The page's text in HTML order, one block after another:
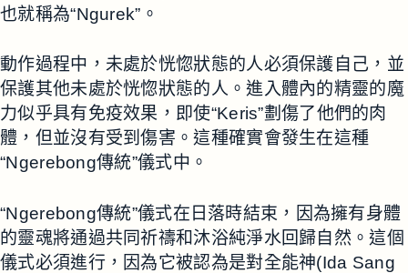
也就稱為“Ngurek”。
動作過程中，未處於恍惚狀態的人必須保護自己，並
保護其他未處於恍惚狀態的人。進入體內的精靈的魔
力似乎具有免疫效果，即使“Keris”劃傷了他們的肉
體，但並沒有受到傷害。這種確實會發生在這種
“Ngerebong傳統”儀式中。
“Ngerebong傳統”儀式在日落時結束，因為擁有身體
的靈魂將通過共同祈禱和沐浴純淨水回歸自然。這個
儀式必須進行，因為它被認為是對全能神(Ida Sang